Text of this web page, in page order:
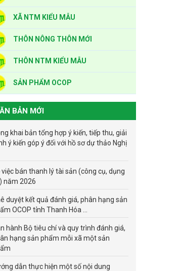
XÃ NTM KIỂU MẪU
THÔN NÔNG THÔN MỚI
THÔN NTM KIỂU MẪU
SẢN PHẨM OCOP
BẢN MỚI
khai bản tổng hợp ý kiến, tiếp thu, giải
ý kiến góp ý đối với hồ sơ dự thảo Nghị
việc bán thanh lý tài sản (công cụ, dụng
năm 2026
duyệt kết quả đánh giá, phân hạng sản
OCOP tỉnh Thanh Hóa ...
hành Bộ tiêu chí và quy trình đánh giá,
hạng sản phẩm mỗi xã một sản
dẫn thực hiện một số nội dung